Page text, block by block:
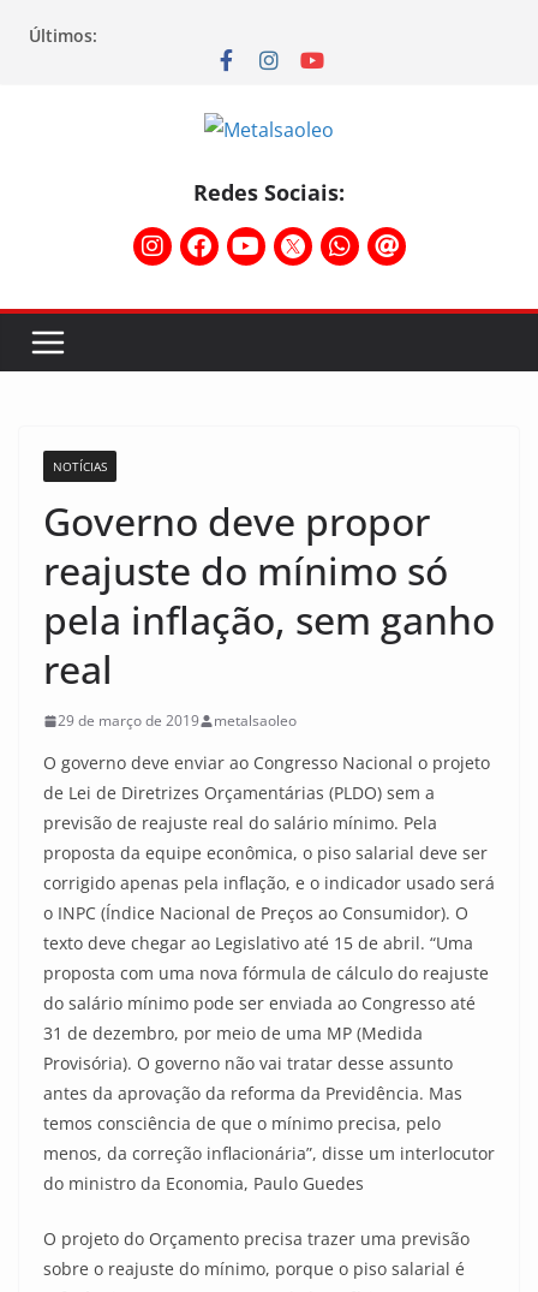
Últimos:
Redes Sociais:
NOTÍCIAS
Governo deve propor
reajuste do mínimo só
pela inflação, sem ganho
real
29 de março de 2019 metalsaoleo
O governo deve enviar ao Congresso Nacional o projeto
de Lei de Diretrizes Orçamentárias (PLDO) sem a
previsão de reajuste real do salário mínimo. Pela
proposta da equipe econômica, o piso salarial deve ser
corrigido apenas pela inflação, e o indicador usado será
o INPC (Índice Nacional de Preços ao Consumidor). O
texto deve chegar ao Legislativo até 15 de abril. “Uma
proposta com uma nova fórmula de cálculo do reajuste
do salário mínimo pode ser enviada ao Congresso até
31 de dezembro, por meio de uma MP (Medida
Provisória). O governo não vai tratar desse assunto
antes da aprovação da reforma da Previdência. Mas
temos consciência de que o mínimo precisa, pelo
menos, da correção inflacionária”, disse um interlocutor
do ministro da Economia, Paulo Guedes
O projeto do Orçamento precisa trazer uma previsão
sobre o reajuste do mínimo, porque o piso salarial é